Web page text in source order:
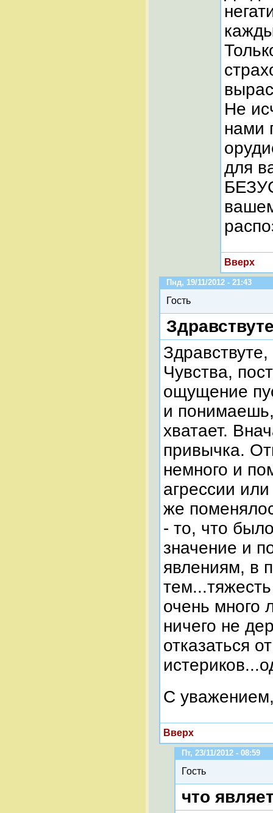
Не
нами
для
Вверх
Пнд, 19/11/2012 - 21:43
Гость
Чувства,
ощущение
и
хватает.
привычка.
немного и
агрессии
же
- то, что
значение и
явлениям, в
очень много
ничего не
отказаться
С
Вверх
Пт, 23/11/2012 - 08:59
Гость
что